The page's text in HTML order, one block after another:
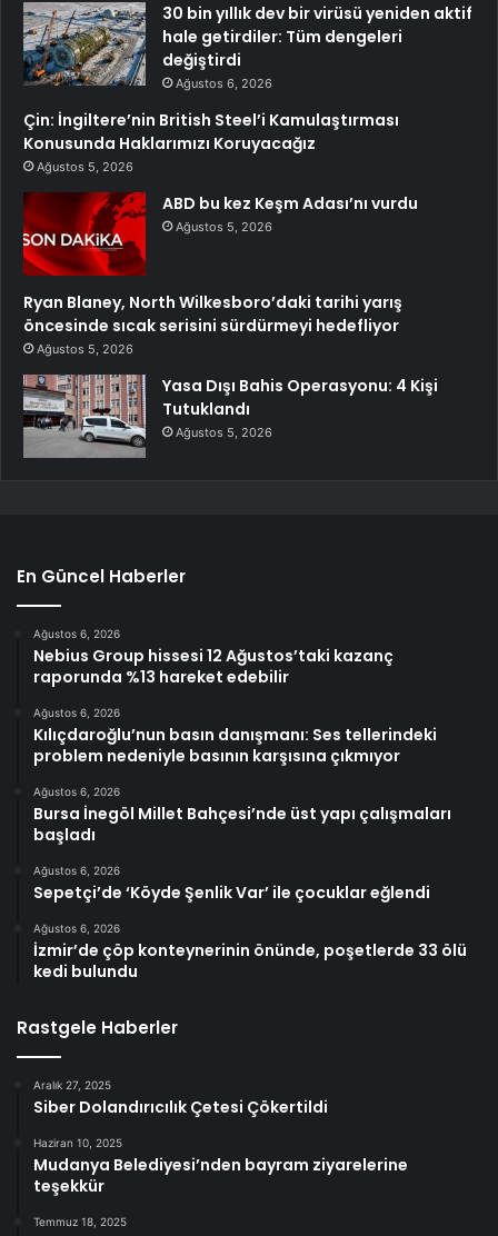
30 bin yıllık dev bir virüsü yeniden aktif
hale getirdiler: Tüm dengeleri
değiştirdi
Ağustos 6, 2026
Çin: İngiltere’nin British Steel’i Kamulaştırması
Konusunda Haklarımızı Koruyacağız
Ağustos 5, 2026
ABD bu kez Keşm Adası’nı vurdu
Ağustos 5, 2026
Ryan Blaney, North Wilkesboro’daki tarihi yarış
öncesinde sıcak serisini sürdürmeyi hedefliyor
Ağustos 5, 2026
Yasa Dışı Bahis Operasyonu: 4 Kişi
Tutuklandı
Ağustos 5, 2026
En Güncel Haberler
Ağustos 6, 2026
Nebius Group hissesi 12 Ağustos’taki kazanç
raporunda %13 hareket edebilir
Ağustos 6, 2026
Kılıçdaroğlu’nun basın danışmanı: Ses tellerindeki
problem nedeniyle basının karşısına çıkmıyor
Ağustos 6, 2026
Bursa İnegöl Millet Bahçesi’nde üst yapı çalışmaları
başladı
Ağustos 6, 2026
Sepetçi’de ‘Köyde Şenlik Var’ ile çocuklar eğlendi
Ağustos 6, 2026
İzmir’de çöp konteynerinin önünde, poşetlerde 33 ölü
kedi bulundu
Rastgele Haberler
Aralık 27, 2025
Siber Dolandırıcılık Çetesi Çökertildi
Haziran 10, 2025
Mudanya Belediyesi’nden bayram ziyarelerine
teşekkür
Temmuz 18, 2025